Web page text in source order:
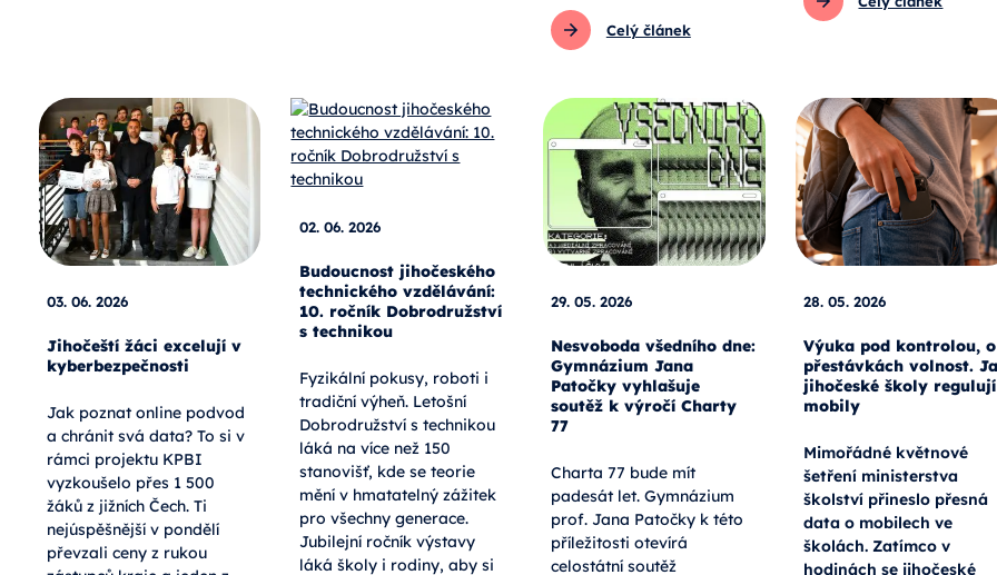
Celý článek
Celý článek
03. 06. 2026
Jihočeští žáci excelují v
kyberbezpečnosti
Jak poznat online podvod
a chránit svá data? To si v
rámci projektu KPBI
vyzkoušelo přes 1 500
žáků z jižních Čech. Ti
nejúspěšnější v pondělí
převzali ceny z rukou
02. 06. 2026
Budoucnost jihočeského
technického vzdělávání:
10. ročník Dobrodružství
s technikou
Fyzikální pokusy, roboti i
tradiční výheň. Letošní
Dobrodružství s technikou
láká na více než 150
stanovišť, kde se teorie
mění v hmatatelný zážitek
pro všechny generace.
Jubilejní ročník výstavy
29. 05. 2026
Nesvoboda všedního dne:
Gymnázium Jana
Patočky vyhlašuje
soutěž k výročí Charty
77
Charta 77 bude mít
padesát let. Gymnázium
prof. Jana Patočky k této
příležitosti otevírá
28. 05. 2026
Výuka pod kontrolou, o
přestávkách volnost.
jihočeské školy regulují
mobily
Mimořádné květnové
šetření ministerstva
školství přineslo přesná
data o mobilech ve
školách. Zatímco v